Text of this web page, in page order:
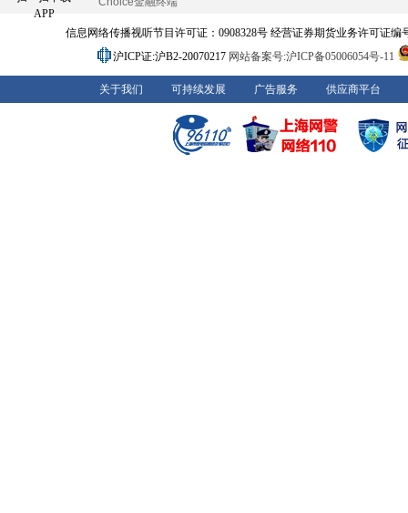
APP
信息网络传播视听节目许可证：0908328号 经营证券期货业务许可证编
沪ICP证:沪B2-20070217 网站备案号:沪ICP备05006054号-11
关于我们 可持续发展 广告服务 供应商平台